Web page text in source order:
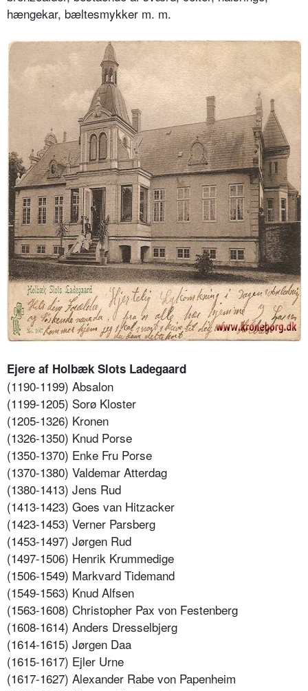
hængekar, bæltesmykker m. m.
Ejere af Holbæk Slots Ladegaard
(1190-1199) Absalon
(1199-1205) Sorø Kloster
(1205-1326) Kronen
(1326-1350) Knud Porse
(1350-1370) Enke Fru Porse
(1370-1380) Valdemar Atterdag
(1380-1413) Jens Rud
(1413-1423) Goes van Hitzacker
(1423-1453) Verner Parsberg
(1453-1497) Jørgen Rud
(1497-1506) Henrik Krummedige
(1506-1549) Markvard Tidemand
(1549-1563) Knud Alfsen
(1563-1608) Christopher Pax von Festenberg
(1608-1614) Anders Dresselbjerg
(1614-1615) Jørgen Daa
(1615-1617) Ejler Urne
(1617-1627) Alexander Rabe von Papenheim